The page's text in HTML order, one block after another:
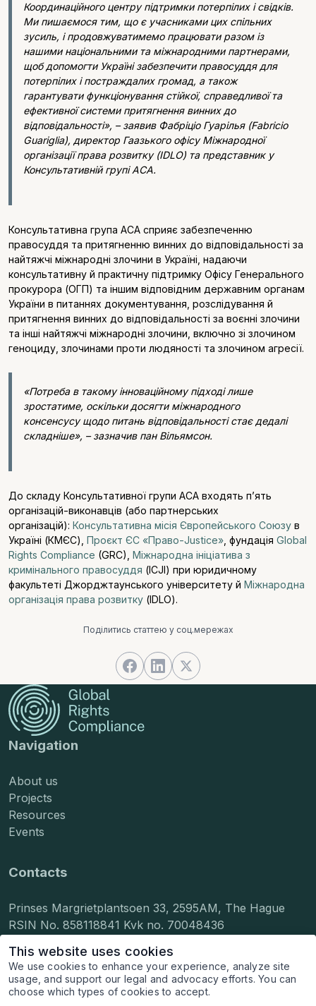
Координаційного центру підтримки потерпілих і свідків.
Ми пишаємося тим, що є учасниками цих спільних
зусиль, і продовжуватимемо працювати разом із
нашими національними та міжнародними партнерами,
щоб допомогти Україні забезпечити правосуддя для
потерпілих і постраждалих громад, а також
гарантувати функціонування стійкої, справедливої та
ефективної системи притягнення винних до
відповідальності», – заявив Фабріціо Гуарілья (Fabricio
Guariglia), директор Гаазького офісу Міжнародної
організації права розвитку (IDLO) та представник у
Консультативній групі ACA.
Консультативна група ACA сприяє забезпеченню
правосуддя та притягненню винних до відповідальності за
найтяжчі міжнародні злочини в Україні, надаючи
консультативну й практичну підтримку Офісу Генерального
прокурора (ОГП) та іншим відповідним державним органам
України в питаннях документування, розслідування й
притягнення винних до відповідальності за воєнні злочини
та інші найтяжчі міжнародні злочини, включно зі злочином
геноциду, злочинами проти людяності та злочином агресії.
«Потреба в такому інноваційному підході лише
зростатиме, оскільки досягти міжнародного
консенсусу щодо питань відповідальності стає дедалі
складніше», – зазначив пан Вільямсон.
До складу Консультативної групи ACA входять п’ять
організацій-виконавців (або партнерських
організацій): Консультативна місія Європейського Союзув
Україні (КМЄС), Проєкт ЄС «Право-Justice», фундація Global
Rights Compliance (GRC), Міжнародна ініціатива з
кримінального правосуддя (ICJI) при юридичному
факультеті Джорджтаунського університету й Міжнародна
організація права розвитку(IDLO).
Поділитись статтею у соц.мережах
Navigation
About us
Projects
Resources
Events
Contacts
Prinses Margrietplantsoen 33, 2595AM, The Hague
RSIN No. 858118841 Kvk no. 70048436
press@grcompliance.org
hr@grcompliance.org
© 2026 Global Rights Compliance, Inc. All rights
This website uses cookies
We use cookies to enhance your experience, analyze site
usage, and support our legal and advocacy efforts. You can
choose which types of cookies to accept.